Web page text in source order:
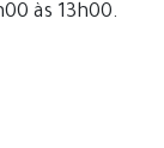
às 13h00.